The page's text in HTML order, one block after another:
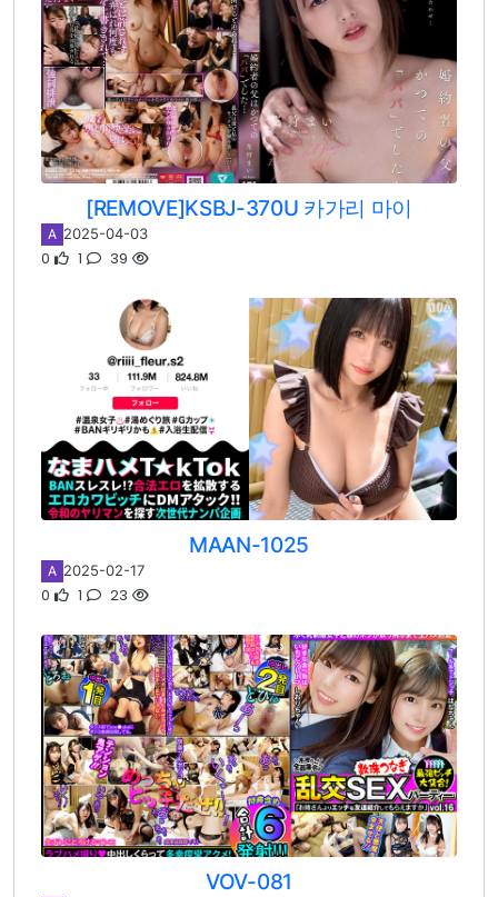
[REMOVE]KSBJ-370U 카가리 마이
A 2025-04-03
0 1 39
MAAN-1025
A 2025-02-17
0 1 23
VOV-081